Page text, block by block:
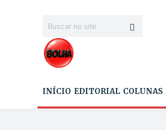
INÍCIO EDITORIAL COLUNAS